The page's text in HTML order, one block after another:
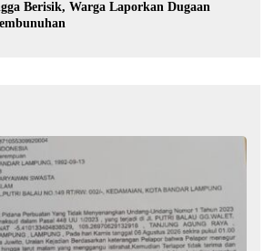
Berisik, Warga Laporkan Dugaan